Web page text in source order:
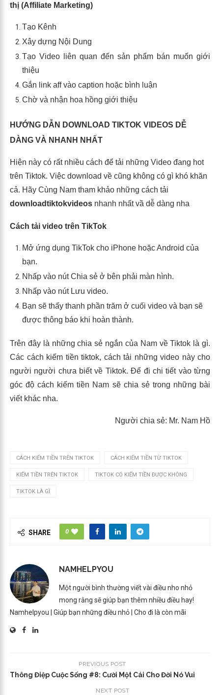
thị (Affiliate Marketing)
Tạo Kênh
Xây dựng Nội Dung
Tạo Video liên quan đến sản phẩm bán muốn giới
thiệu
Gắn link aff vào caption hoặc bình luận
Chờ và nhận hoa hồng giới thiệu
HƯỚNG DẪN DOWNLOAD TIKTOK VIDEOS DỄ
DÀNG VÀ NHANH NHẤT
Hiện này có rất nhiều cách để tải những Video đang hot
trên Tiktok. Việc download về cũng không có gì khó khăn
cả. Hãy Cùng Nam tham khảo những cách tải
downloadtiktokvideos nhanh nhất vầ dễ dàng nha
Cách tải video trên TikTok
Mở ứng dụng TikTok cho iPhone hoặc Android của
bạn.
Nhấp vào nút Chia sẻ ở bên phải màn hình.
Nhấp vào nút Lưu video.
Bạn sẽ thấy thanh phần trăm ở cuối video và bạn sẽ
được thông báo khi hoàn thành.
Trên đây là những chia sẻ ngắn của Nam về Tiktok là gì.
Các cách kiếm tiền tiktok, cách tải những video này cho
người người chưa biết về Tiktok. Để đi chi tiết vào từng
góc độ cách kiếm tiền Nam sẽ chia sẻ trong những bài
viết khác nha.
Người chia sẻ: Mr. Nam Hồ
CÁCH KIẾM TIỀN TRÊN TIKTOK CÁCH KIẾM TIỀN TỪ TIKTOK
KIẾM TIỀN TRÊN TIKTOK TIKTOK CÓ KIẾM TIỀN ĐƯỢC KHÔNG
TIKTOK LÀ GÌ
SHARE 0
NAMHELPYOU
Một người bình thường viết vài điều nho nhỏ
mong rằng sẽ giúp bạn thêm nhiều điều hay!
Namhelpyou | Giúp bạn những điều nhỏ | Cho đi là còn mãi
PREVIOUS POST
Thông Điệp Cuộc Sống #8: Cười Một Cái Cho Đời Nó Vui
NEXT POST